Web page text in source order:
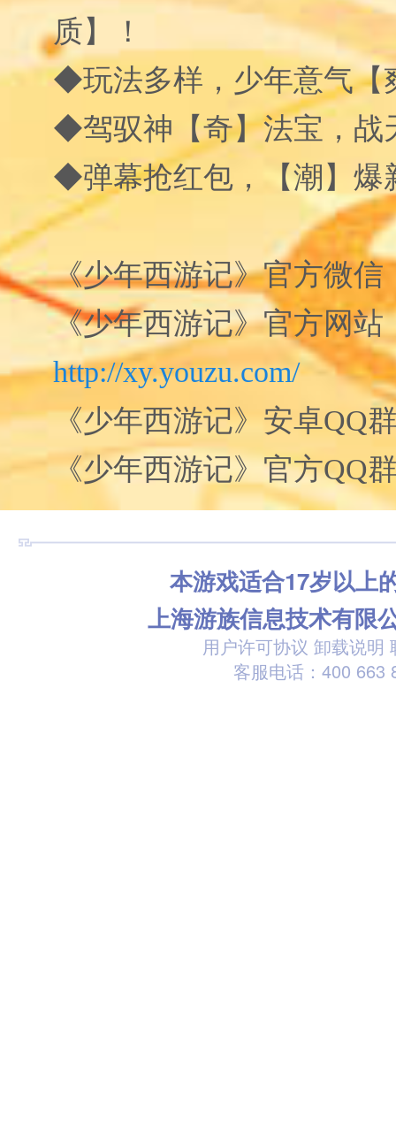
质】！
◆玩法多样，少年意气【
◆驾驭神【奇】法宝，战
◆弹幕抢红包，【潮】爆
《少年西游记》官方微信
《少年西游记》官方网站
http://xy.youzu.com/
《少年西游记》安卓QQ
《少年西游记》官方QQ
本游戏适合17岁以上
上海游族信息技术有限
用户许可协议 卸载说明
客服电话：400 663